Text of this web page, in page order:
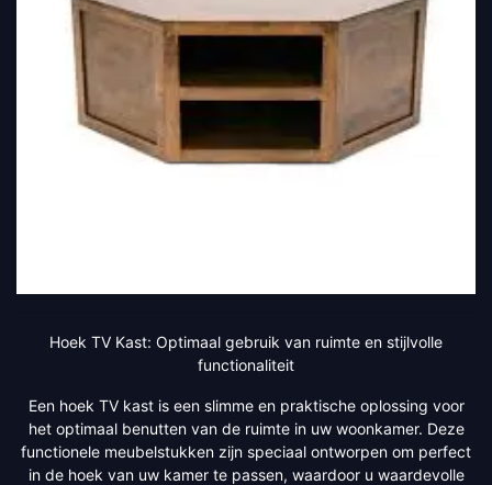
Hoek TV Kast: Optimaal gebruik van ruimte en stijlvolle
functionaliteit
Een hoek TV kast is een slimme en praktische oplossing voor
het optimaal benutten van de ruimte in uw woonkamer. Deze
functionele meubelstukken zijn speciaal ontworpen om perfect
in de hoek van uw kamer te passen, waardoor u waardevolle